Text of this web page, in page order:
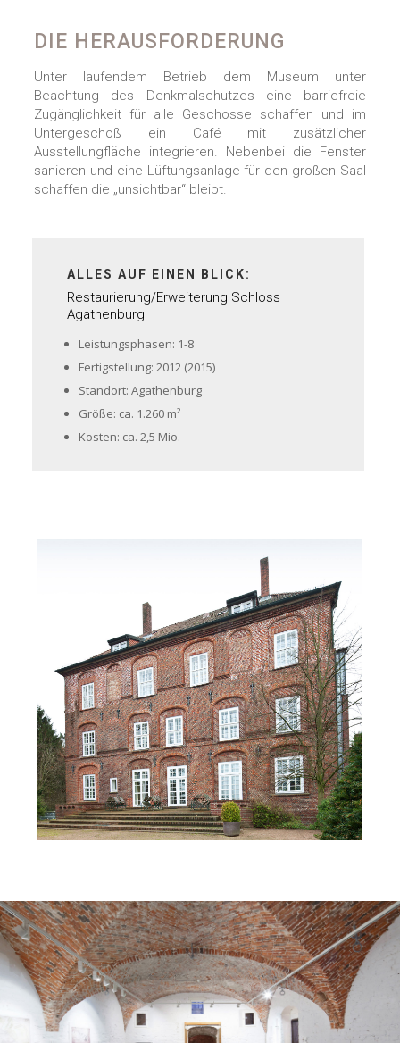
DIE HERAUSFORDERUNG
Unter laufendem Betrieb dem Museum unter
Beachtung des Denkmalschutzes eine barriefreie
Zugänglichkeit für alle Geschosse schaffen und im
Untergeschoß ein Café mit zusätzlicher
Ausstellungfläche integrieren. Nebenbei die Fenster
sanieren und eine Lüftungsanlage für den großen Saal
schaffen die „unsichtbar“ bleibt.
ALLES AUF EINEN BLICK:
Restaurierung/Erweiterung Schloss
Agathenburg
Leistungsphasen: 1-8
Fertigstellung: 2012 (2015)
Standort: Agathenburg
Größe: ca. 1.260 m²
Kosten: ca. 2,5 Mio.